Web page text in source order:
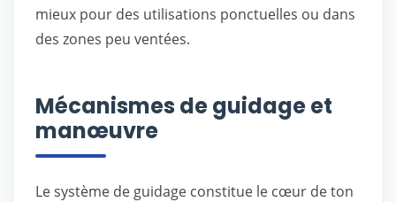
mieux pour des utilisations ponctuelles ou dans
des zones peu ventées.
Mécanismes de guidage et
manœuvre
Le système de guidage constitue le cœur de ton